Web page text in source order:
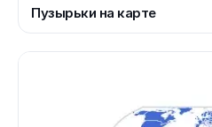
Пузырьки на карте